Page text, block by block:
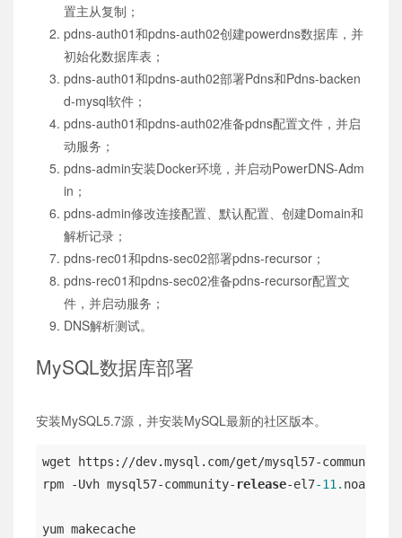
置主从复制；
pdns-auth01和pdns-auth02创建powerdns数据库，并
初始化数据库表；
pdns-auth01和pdns-auth02部署Pdns和Pdns-backen
d-mysql软件；
pdns-auth01和pdns-auth02准备pdns配置文件，并启
动服务；
pdns-admin安装Docker环境，并启动PowerDNS-Adm
in；
pdns-admin修改连接配置、默认配置、创建Domain和
解析记录；
pdns-rec01和pdns-sec02部署pdns-recursor；
pdns-rec01和pdns-sec02准备pdns-recursor配置文
件，并启动服务；
DNS解析测试。
MySQL数据库部署
安装MySQL5.7源，并安装MySQL最新的社区版本。
wget https://dev.mysql.com/get/mysql57-community-
rpm -Uvh mysql57-community- release-el7-11.
yum makecache